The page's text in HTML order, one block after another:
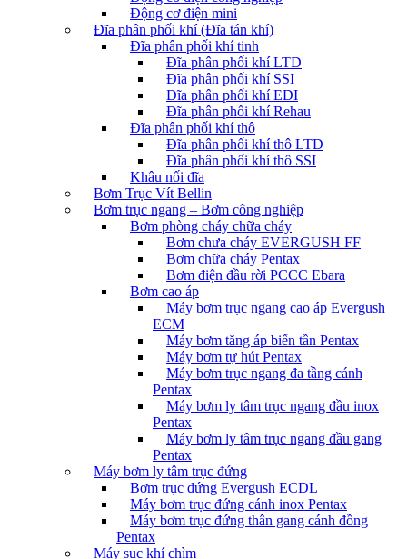
Động cơ điện mini
Đĩa phân phối khí (Đĩa tán khí)
Đĩa phân phối khí tinh
Đĩa phân phối khí LTD
Đĩa phân phối khí SSI
Đĩa phân phối khí EDI
Đĩa phân phối khí Rehau
Đĩa phân phối khí thô
Đĩa phân phối khí thô LTD
Đĩa phân phối khí thô SSI
Khâu nối đĩa
Bơm Trục Vít Bellin
Bơm trục ngang – Bơm công nghiệp
Bơm phòng cháy chữa cháy
Bơm chưa cháy EVERGUSH FF
Bơm chữa cháy Pentax
Bơm điện đầu rời PCCC Ebara
Bơm cao áp
Máy bơm trục ngang cao áp Evergush
ECM
Máy bơm tăng áp biến tần Pentax
Máy bơm tự hút Pentax
Máy bơm trục ngang đa tầng cánh
Pentax
Máy bơm ly tâm trục ngang đầu inox
Pentax
Máy bơm ly tâm trục ngang đầu gang
Pentax
Máy bơm ly tâm trục đứng
Bơm trục đứng Evergush ECDL
Máy bơm trục đứng cánh inox Pentax
Máy bơm trục đứng thân gang cánh đồng
Pentax
Máy sục khí chìm